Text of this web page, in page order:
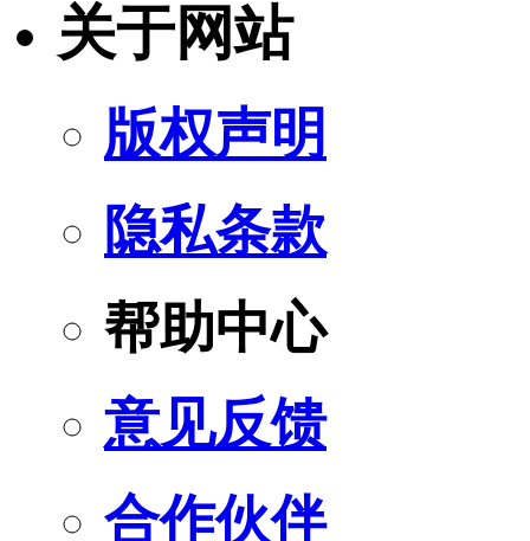
关于网站
版权声明
隐私条款
帮助中心
意见反馈
合作伙伴